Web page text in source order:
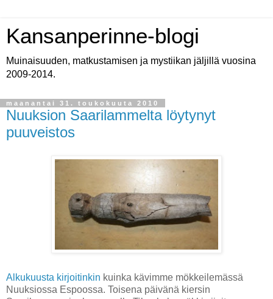
Kansanperinne-blogi
Muinaisuuden, matkustamisen ja mystiikan jäljillä vuosina
2009-2014.
maanantai 31. toukokuuta 2010
Nuuksion Saarilammelta löytynyt
puuveistos
Alkukuusta kirjoitinkin kuinka kävimme mökkeilemässä
Nuuksiossa Espoossa. Toisena päivänä kiersin